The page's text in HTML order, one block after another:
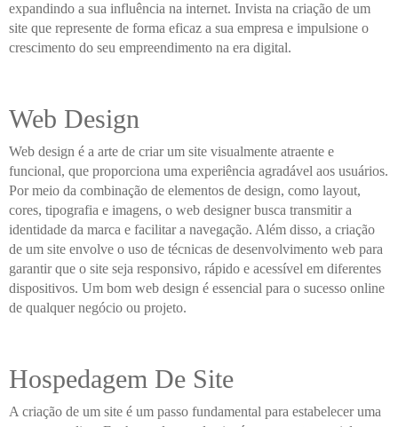
expandindo a sua influência na internet. Invista na criação de um
site que represente de forma eficaz a sua empresa e impulsione o
crescimento do seu empreendimento na era digital.
Web Design
Web design é a arte de criar um site visualmente atraente e
funcional, que proporciona uma experiência agradável aos usuários.
Por meio da combinação de elementos de design, como layout,
cores, tipografia e imagens, o web designer busca transmitir a
identidade da marca e facilitar a navegação. Além disso, a criação
de um site envolve o uso de técnicas de desenvolvimento web para
garantir que o site seja responsivo, rápido e acessível em diferentes
dispositivos. Um bom web design é essencial para o sucesso online
de qualquer negócio ou projeto.
Hospedagem De Site
A criação de um site é um passo fundamental para estabelecer uma